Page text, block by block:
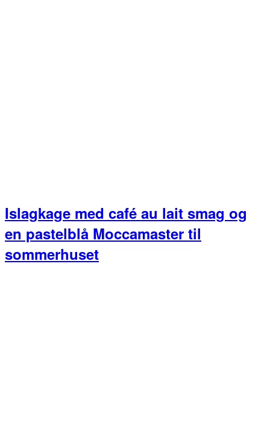
Islagkage med café au lait smag og
en pastelblå Moccamaster til
sommerhuset